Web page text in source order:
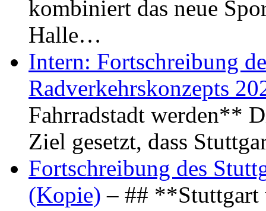
kombiniert das neue
Halle…
Intern: Fortschreibung
Radverkehrskonzepts
Fahrradstadt werden**
Ziel gesetzt, dass
Fortschreibung des
(Kopie) – ## **Stuttgart